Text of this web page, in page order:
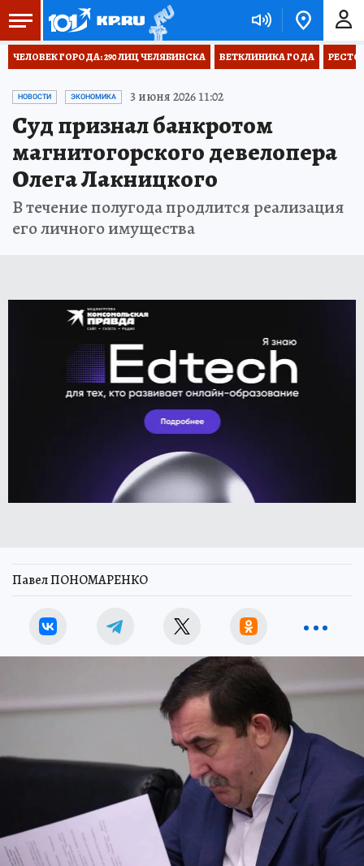
ЧЕЛОВЕК ГОРОДА: 290 ЛИЦ ЧЕЛЯБИНСКА ВЕТКЛИНИКА ГОДА
НОВОСТИ ЭКОНОМИКА 3 июня 2026 11:02
Суд признал банкротом
магнитогорского девелопера
Олега Лакницкого
В течение полугода продлится реализация
его личного имущества
Павел ПОНОМАРЕНКО